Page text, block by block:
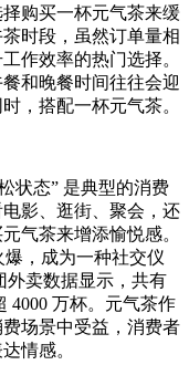
购买一杯元气茶来缓
时段，虽然订单量相
作效率的热门选择。
和晚餐时间往往会迎
，搭配一杯元气茶。​
状态” 是典型的消费
影、逛街、聚会，还
气茶来增添愉悦感。
爆，成为一种社交仪
外卖数据显示，共有
4000 万杯。元气茶作
场景中受益，消费者
情感。​